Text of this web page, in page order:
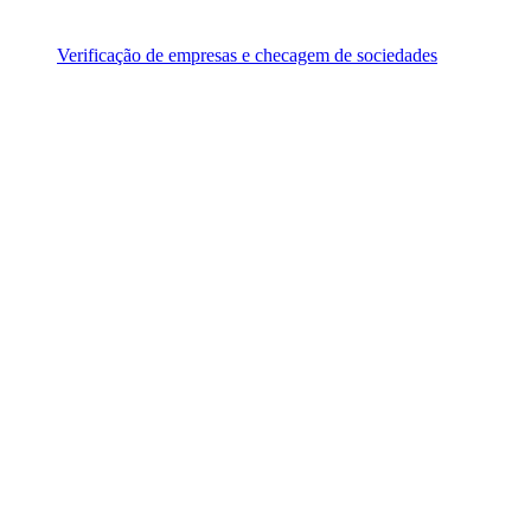
Verificação de empresas e checagem de sociedades